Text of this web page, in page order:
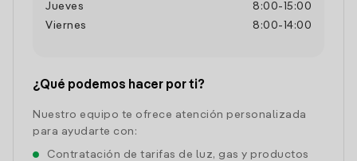
Jueves
8:00- 15:00
Viernes
8:00- 14:00
¿Qué podemos hacer por ti?
Nuestro equipo te ofrece atención personalizada
para ayudarte con:
Contratación de tarifas de luz, gas y productos